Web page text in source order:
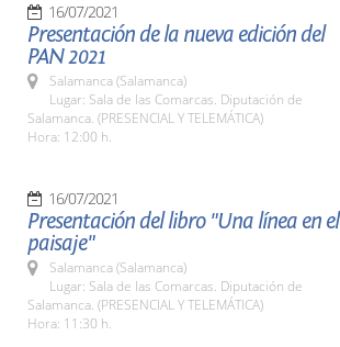
16/07/2021
Presentación de la nueva edición del
PAN 2021
Salamanca (Salamanca)
Lugar: Sala de las Comarcas. Diputación de
Salamanca. (PRESENCIAL Y TELEMÁTICA)
Hora: 12:00 h.
16/07/2021
Presentación del libro "Una línea en el
paisaje"
Salamanca (Salamanca)
Lugar: Sala de las Comarcas. Diputación de
Salamanca. (PRESENCIAL Y TELEMÁTICA)
Hora: 11:30 h.